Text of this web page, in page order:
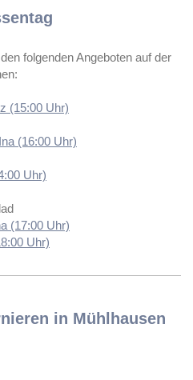
folgenden Angeboten auf der
(15:00 Uhr)
(16:00 Uhr)
Uhr)
(17:00 Uhr)
Uhr)
in Mühlhausen